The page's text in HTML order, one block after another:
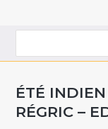
ÉTÉ
RÉGRIC –